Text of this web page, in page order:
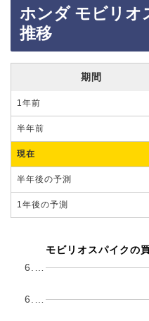
ホンダ モビリオ
推移
期間
1年前
半年前
現在
半年後の予測
1年後の予測
モビリオスパイクの
6.…
6.…